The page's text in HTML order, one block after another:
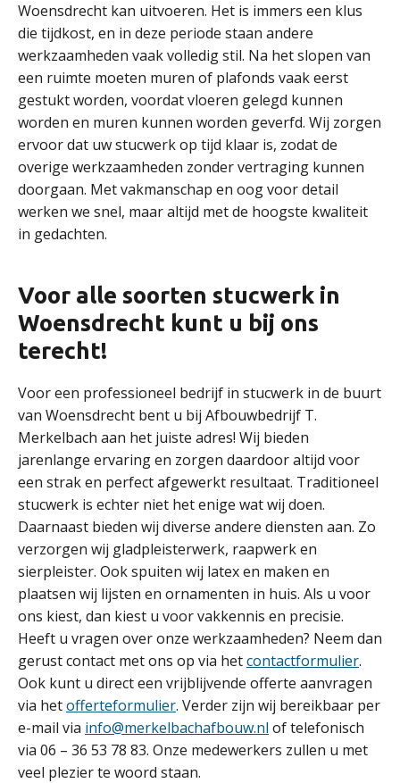
Woensdrecht kan uitvoeren. Het is immers een klus
die tijdkost, en in deze periode staan andere
werkzaamheden vaak volledig stil. Na het slopen van
een ruimte moeten muren of plafonds vaak eerst
gestukt worden, voordat vloeren gelegd kunnen
worden en muren kunnen worden geverfd. Wij zorgen
ervoor dat uw stucwerk op tijd klaar is, zodat de
overige werkzaamheden zonder vertraging kunnen
doorgaan. Met vakmanschap en oog voor detail
werken we snel, maar altijd met de hoogste kwaliteit
in gedachten.
Voor alle soorten stucwerk in
Woensdrecht kunt u bij ons
terecht!
Voor een professioneel bedrijf in stucwerk in de buurt
van Woensdrecht bent u bij Afbouwbedrijf T.
Merkelbach aan het juiste adres! Wij bieden
jarenlange ervaring en zorgen daardoor altijd voor
een strak en perfect afgewerkt resultaat. Traditioneel
stucwerk is echter niet het enige wat wij doen.
Daarnaast bieden wij diverse andere diensten aan. Zo
verzorgen wij gladpleisterwerk, raapwerk en
sierpleister. Ook spuiten wij latex en maken en
plaatsen wij lijsten en ornamenten in huis. Als u voor
ons kiest, dan kiest u voor vakkennis en precisie.
Heeft u vragen over onze werkzaamheden? Neem dan
gerust contact met ons op via hetcontactformulier.
Ook kunt u direct een vrijblijvende offerte aanvragen
via hetofferteformulier. Verder zijn wij bereikbaar per
e-mail via info@merkelbachafbouw.nl of telefonisch
via 06 – 36 53 78 83. Onze medewerkers zullen u met
veel plezier te woord staan.